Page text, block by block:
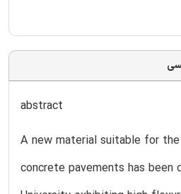
abstract
A new material suitable for
concrete pavements has been